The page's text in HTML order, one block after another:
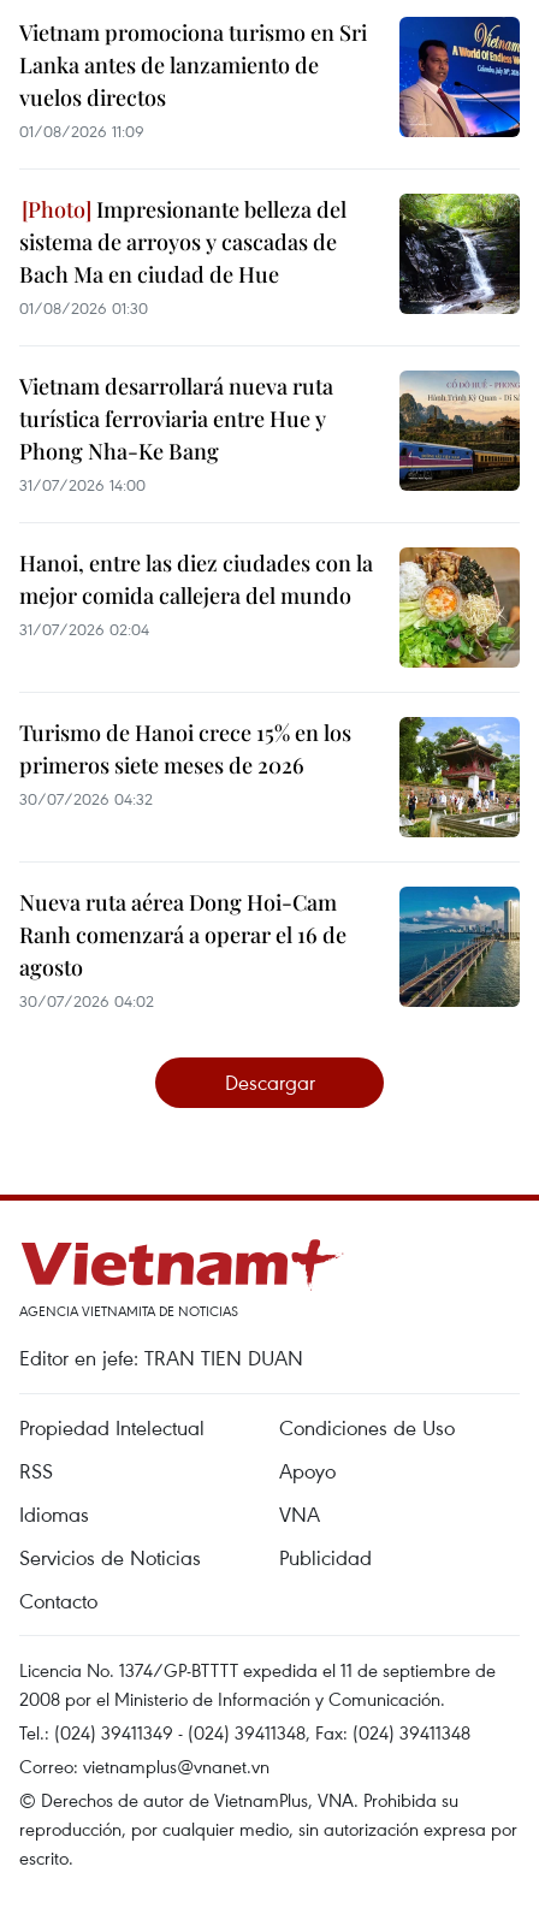
Vietnam promociona turismo en Sri
Lanka antes de lanzamiento de
vuelos directos
01/08/2026 11:09
Impresionante belleza del
sistema de arroyos y cascadas de
Bach Ma en ciudad de Hue
01/08/2026 01:30
Vietnam desarrollará nueva ruta
turística ferroviaria entre Hue y
Phong Nha-Ke Bang
31/07/2026 14:00
Hanoi, entre las diez ciudades con la
mejor comida callejera del mundo
31/07/2026 02:04
Turismo de Hanoi crece 15% en los
primeros siete meses de 2026
30/07/2026 04:32
Nueva ruta aérea Dong Hoi-Cam
Ranh comenzará a operar el 16 de
agosto
30/07/2026 04:02
Descargar
AGENCIA VIETNAMITA DE NOTICIAS
Editor en jefe: TRAN TIEN DUAN
Propiedad Intelectual
Condiciones de Uso
RSS
Apoyo
Idiomas
VNA
Servicios de Noticias
Publicidad
Contacto
Licencia No. 1374/GP-BTTTT expedida el 11 de septiembre de
2008 por el Ministerio de Información y Comunicación.
Tel.: (024) 39411349 - (024) 39411348, Fax: (024) 39411348
Correo: vietnamplus@vnanet.vn
© Derechos de autor de VietnamPlus, VNA. Prohibida su
reproducción, por cualquier medio, sin autorización expresa por
escrito.